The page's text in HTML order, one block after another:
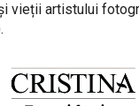
vieții artistului